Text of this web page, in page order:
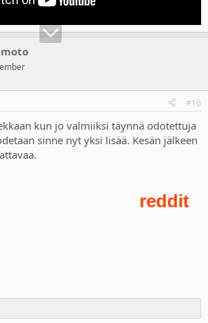
#16
kun jo valmiiksi täynnä odotettuja
sinne nyt yksi lisää. Kesän jälkeen